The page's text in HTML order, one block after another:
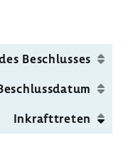
Beschlusses
Inkraft­treten